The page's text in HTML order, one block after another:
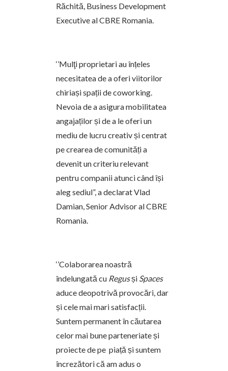
Răchită, Business Development
Executive al CBRE Romania.
‘’Mulţi proprietari au înțeles
necesitatea de a oferi viitorilor
chiriași spații de coworking.
Nevoia de a asigura mobilitatea
angajaților și de a le oferi un
mediu de lucru creativ și centrat
pe crearea de comunități a
devenit un criteriu relevant
pentru companii atunci când își
aleg sediul”, a declarat Vlad
Damian, Senior Advisor al CBRE
Romania.
‘’Colaborarea noastră
îndelungată cu Regusși Spaces
aduce deopotrivă provocări, dar
și cele mai mari satisfacții.
Suntem permanent în căutarea
celor mai bune parteneriate și
proiecte de pe piață și suntem
încrezători că am adus o